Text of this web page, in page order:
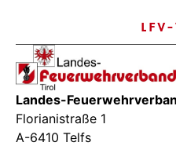
Landes-
Florianistraße 1
A-6410 Telfs